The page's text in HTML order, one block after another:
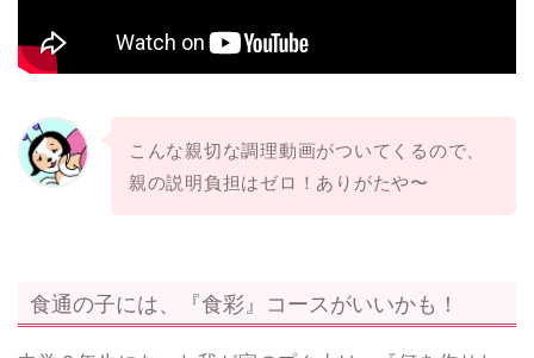
こんな親切な調理動画がついてくるので、
親の説明負担はゼロ！ありがたや〜
食通の子には、『食彩』コースがいいかも！